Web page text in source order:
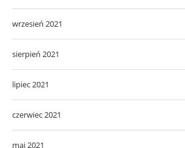
wrzesień 2021
sierpień 2021
lipiec 2021
czerwiec 2021
maj 2021